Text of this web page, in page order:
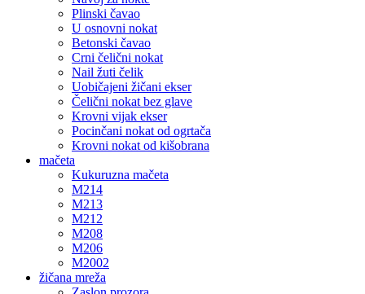
Plinski čavao
U osnovni nokat
Betonski čavao
Crni čelični nokat
Nail žuti čelik
Uobičajeni žičani ekser
Čelični nokat bez glave
Krovni vijak ekser
Pocinčani nokat od ogrtača
Krovni nokat od kišobrana
mačeta
Kukuruzna mačeta
M214
M213
M212
M208
M206
M2002
žičana mreža